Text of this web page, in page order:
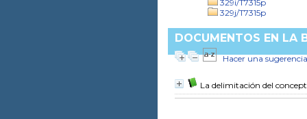
329i/T7315p
329j/T7315p
DOCUMENTOS EN LA
Hacer una sugerencia
La delimitación del